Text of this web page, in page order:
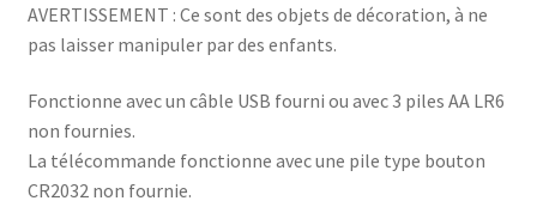
AVERTISSEMENT : Ce sont des objets de décoration, à ne
pas laisser manipuler par des enfants.
Fonctionne avec un câble USB fourni ou avec 3 piles AA LR6
non fournies.
La télécommande fonctionne avec une pile type bouton
CR2032 non fournie.